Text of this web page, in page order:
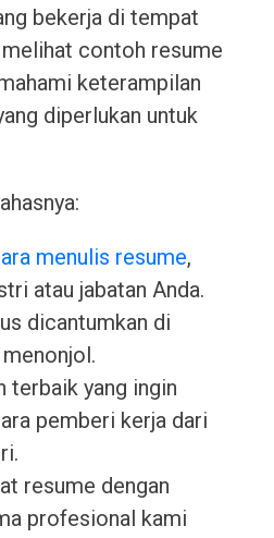
bekerja di tempat
contoh resume
keterampilan
diperlukan untuk
menulis resume,
atau jabatan Anda.
dicantumkan di
terbaik yang ingin
pemberi kerja dari
resume dengan
profesional kami